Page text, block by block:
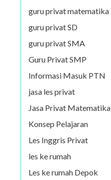
guru privat matematika
guru privat SD
guru privat SMA
Guru Privat SMP
Informasi Masuk PTN
jasa les privat
Jasa Privat Matematika
Konsep Pelajaran
Les Inggris Privat
les ke rumah
Les ke rumah Depok